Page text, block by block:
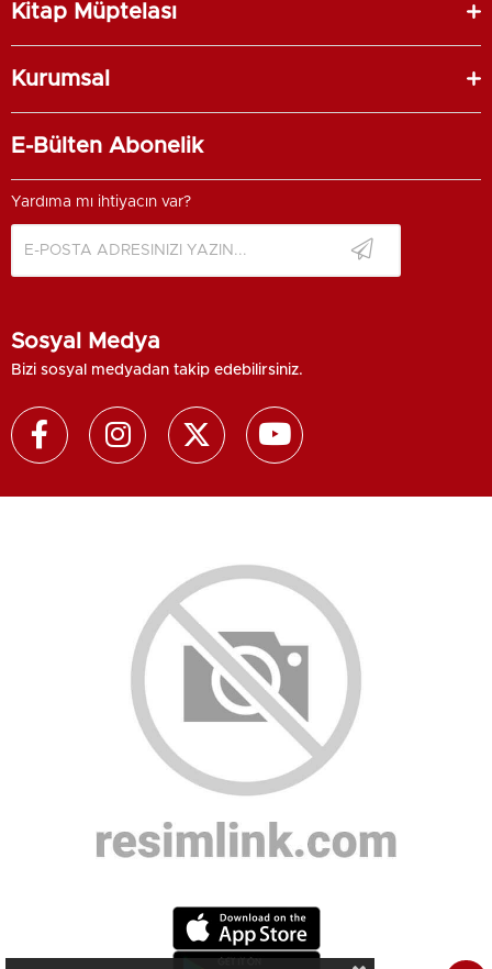
Kitap Müptelası
Kurumsal
E-Bülten Abonelik
Yardıma mı ihtiyacın var?
Sosyal Medya
Bizi sosyal medyadan takip edebilirsiniz.